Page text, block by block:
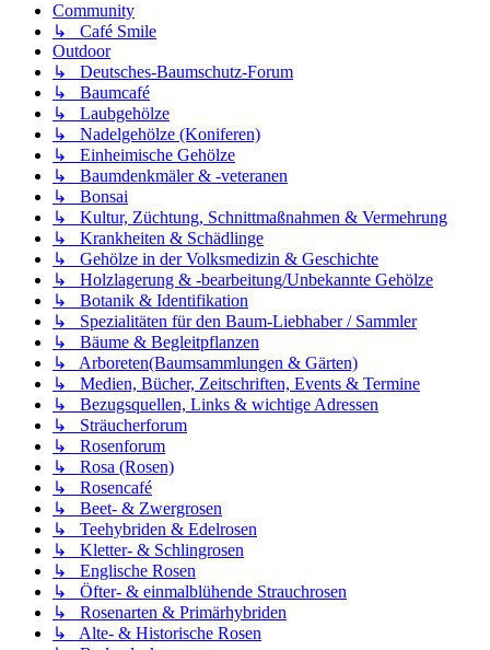
Community
↳ Café Smile
Outdoor
↳ Deutsches-Baumschutz-Forum
↳ Baumcafé
↳ Laubgehölze
↳ Nadelgehölze (Koniferen)
↳ Einheimische Gehölze
↳ Baumdenkmäler & -veteranen
↳ Bonsai
↳ Kultur, Züchtung, Schnittmaßnahmen & Vermehrung
↳ Krankheiten & Schädlinge
↳ Gehölze in der Volksmedizin & Geschichte
↳ Holzlagerung & -bearbeitung/Unbekannte Gehölze
↳ Botanik & Identifikation
↳ Spezialitäten für den Baum-Liebhaber / Sammler
↳ Bäume & Begleitpflanzen
↳ Arboreten(Baumsammlungen & Gärten)
↳ Medien, Bücher, Zeitschriften, Events & Termine
↳ Bezugsquellen, Links & wichtige Adressen
↳ Sträucherforum
↳ Rosenforum
↳ Rosa (Rosen)
↳ Rosencafé
↳ Beet- & Zwergrosen
↳ Teehybriden & Edelrosen
↳ Kletter- & Schlingrosen
↳ Englische Rosen
↳ Öfter- & einmalblühende Strauchrosen
↳ Rosenarten & Primärhybriden
↳ Alte- & Historische Rosen